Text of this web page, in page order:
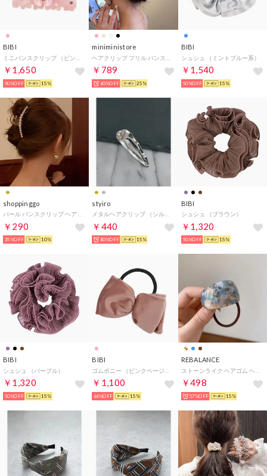
BIBI
￥1,650
50%OFF 15%
miniministore
￥789
60%OFF 25%
BIBI
シュシュ （ミントブルー系）
￥1,540
50%OFF 15%
shoppinggo
￥290
35%OFF 10%
styiro
￥440
80%OFF 15%
BIBI
シュシュ （ブラウン）
￥1,320
50%OFF 15%
BIBI
シュシュ （パープル）
￥1,320
50%OFF 15%
BIBI
￥1,100
64%OFF 15%
REBALANCE
ストーンライク ヘアゴム ヘアアクセサリー （E）
￥498
57%OFF 15%